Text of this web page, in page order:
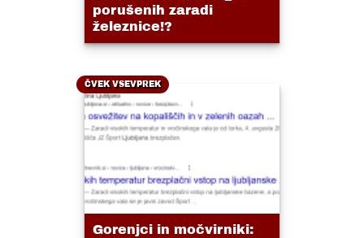
porušenih zaradi
železnice!?
ČVEK VSEVPREK
Gorenjci in močvirniki: